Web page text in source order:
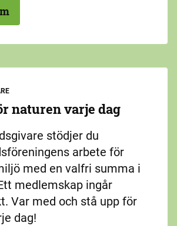
naturen varje dag
stödjer du
arbete för
med en valfri summa i
medlemskap ingår
Var med och stå upp för
dag!